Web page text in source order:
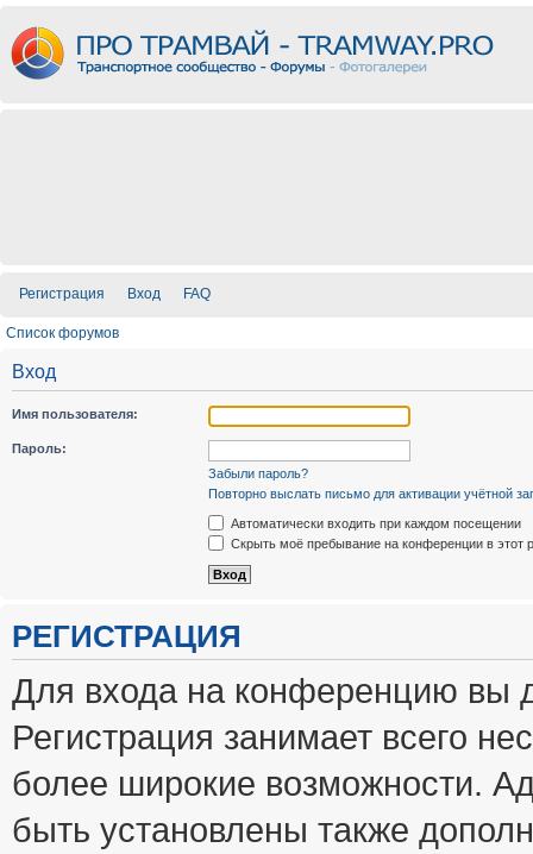
Регистрация Вход FAQ
Список форумов
Вход
Имя пользователя:
Пароль:
Забыли пароль?
Повторно выслать письмо для активации учётной
Автоматически входить при каждом посещении
Скрыть моё пребывание на конференции в этот
РЕГИСТРАЦИЯ
Для входа на конференцию вы
Регистрация занимает всего
более широкие возможности.
быть установлены также